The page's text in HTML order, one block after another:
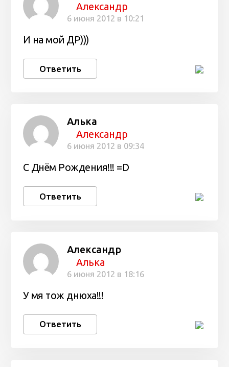
Александр
6 июня 2012 в 10:21
И на мой ДР)))
Ответить
Алька
Александр
6 июня 2012 в 09:34
С Днём Рождения!!! =D
Ответить
Александр
Алька
6 июня 2012 в 18:16
У мя тож днюха!!!
Ответить